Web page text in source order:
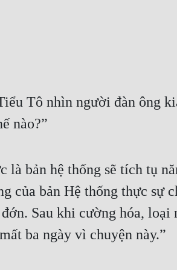
Tô nhìn người đàn ông
nào?”
là bản hệ thống sẽ tích tụ
của bản Hệ thống thực sự
đớn. Sau khi cường hóa,
ba ngày vì chuyện này.”